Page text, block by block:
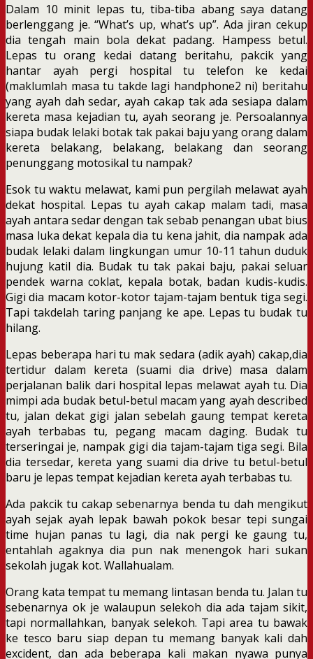
Dalam 10 minit lepas tu, tiba-tiba abang saya datang
berlenggang je. “What’s up, what’s up”. Ada jiran cekup
dia tengah main bola dekat padang. Hampess betul.
Lepas tu orang kedai datang beritahu, pakcik yang
hantar ayah pergi hospital tu telefon ke kedai
(maklumlah masa tu takde lagi handphone2 ni) beritahu
yang ayah dah sedar, ayah cakap tak ada sesiapa dalam
kereta masa kejadian tu, ayah seorang je. Persoalannya
siapa budak lelaki botak tak pakai baju yang orang dalam
kereta belakang, belakang, belakang dan seorang
penunggang motosikal tu nampak?
Esok tu waktu melawat, kami pun pergilah melawat ayah
dekat hospital. Lepas tu ayah cakap malam tadi, masa
ayah antara sedar dengan tak sebab penangan ubat bius
masa luka dekat kepala dia tu kena jahit, dia nampak ada
budak lelaki dalam lingkungan umur 10-11 tahun duduk
hujung katil dia. Budak tu tak pakai baju, pakai seluar
pendek warna coklat, kepala botak, badan kudis-kudis.
Gigi dia macam kotor-kotor tajam-tajam bentuk tiga segi.
Tapi takdelah taring panjang ke ape. Lepas tu budak tu
hilang.
Lepas beberapa hari tu mak sedara (adik ayah) cakap,dia
tertidur dalam kereta (suami dia drive) masa dalam
perjalanan balik dari hospital lepas melawat ayah tu. Dia
mimpi ada budak betul-betul macam yang ayah described
tu, jalan dekat gigi jalan sebelah gaung tempat kereta
ayah terbabas tu, pegang macam daging. Budak tu
terseringai je, nampak gigi dia tajam-tajam tiga segi. Bila
dia tersedar, kereta yang suami dia drive tu betul-betul
baru je lepas tempat kejadian kereta ayah terbabas tu.
Ada pakcik tu cakap sebenarnya benda tu dah mengikut
ayah sejak ayah lepak bawah pokok besar tepi sungai
time hujan panas tu lagi, dia nak pergi ke gaung tu,
entahlah agaknya dia pun nak menengok hari sukan
sekolah jugak kot. Wallahualam.
Orang kata tempat tu memang lintasan benda tu. Jalan tu
sebenarnya ok je walaupun selekoh dia ada tajam sikit,
tapi normallahkan, banyak selekoh. Tapi area tu bawak
ke tesco baru siap depan tu memang banyak kali dah
excident, dan ada beberapa kali makan nyawa punya